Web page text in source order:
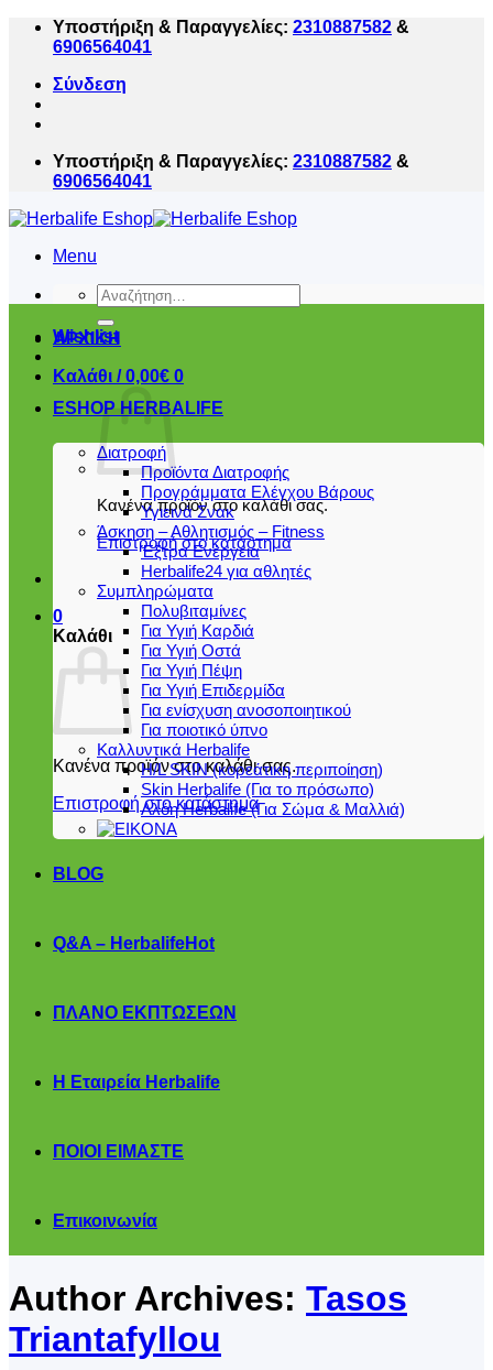
ΜετάβασηΥποστήριξη & Παραγγελίες: 2310887582 &
6906564041
Σύνδεση
Υποστήριξη & Παραγγελίες: 2310887582 &
6906564041
Menu
Αναζήτηση
για:
Wishlist
Καλάθι /0,00€ 0
Κανένα προϊόν στο καλάθι σας.
Επιστροφή στο κατάστημα
0
Καλάθι
Κανένα προϊόν στο καλάθι σας.
Επιστροφή στο κατάστημα
ΑΡΧΙΚΗ
ESHOP HERBALIFE
Διατροφή
Προϊόντα Διατροφής
Προγράμματα Ελέγχου Βάρους
Υγιεινά Σνακ
Άσκηση – Αθλητισμός – Fitness
Έξτρα Ενέργεια
Herbalife24 για αθλητές
Συμπληρώματα
Πολυβιταμίνες
Για Υγιή Καρδιά
Για Υγιή Οστά
Για Υγιή Πέψη
Για Υγιή Επιδερμίδα
Για ενίσχυση ανοσοποιητικού
Για ποιοτικό ύπνο
Καλλυντικά Herbalife
H/L SKIN (κορεάτικη περιποίηση)
Skin Herbalife (Για το πρόσωπο)
Αλόη Ηerbalife (Για Σώμα & Μαλλιά)
BLOG
Q&A – Herbalife
ΠΛΑΝΟ ΕΚΠΤΩΣΕΩΝ
Η Εταιρεία Herbalife
ΠΟΙΟΙ ΕΙΜΑΣΤΕ
Επικοινωνία
Author Archives: Tasos
Triantafyllou